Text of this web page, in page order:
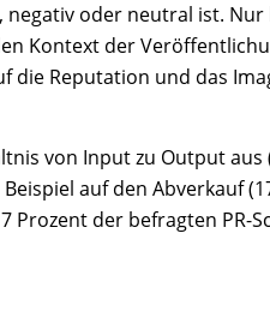
oder neutral ist.
Kontext der
Reputation und das
von Input zu Output
auf den Abverkauf
der befragten PR-